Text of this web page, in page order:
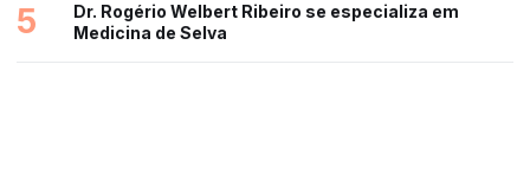
5
Dr. Rogério Welbert Ribeiro se especializa em
Medicina de Selva